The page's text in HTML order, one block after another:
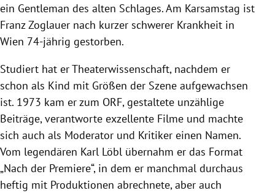
ein Gentleman des alten Schlages. Am Karsamstag ist
Franz Zoglauer nach kurzer schwerer Krankheit in
Wien 74-jährig gestorben.
Studiert hat er Theaterwissenschaft, nachdem er
schon als Kind mit Größen der Szene aufgewachsen
ist. 1973 kam er zum ORF, gestaltete unzählige
Beiträge, verantworte exzellente Filme und machte
sich auch als Moderator und Kritiker einen Namen.
Vom legendären Karl Löbl übernahm er das Format
„Nach der Premiere“, in dem er manchmal durchaus
heftig mit Produktionen abrechnete, aber auch